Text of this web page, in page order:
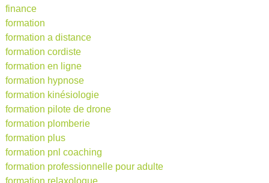
finance
formation
formation a distance
formation cordiste
formation en ligne
formation hypnose
formation kinésiologie
formation pilote de drone
formation plomberie
formation plus
formation pnl coaching
formation professionnelle pour adulte
formation relaxologue